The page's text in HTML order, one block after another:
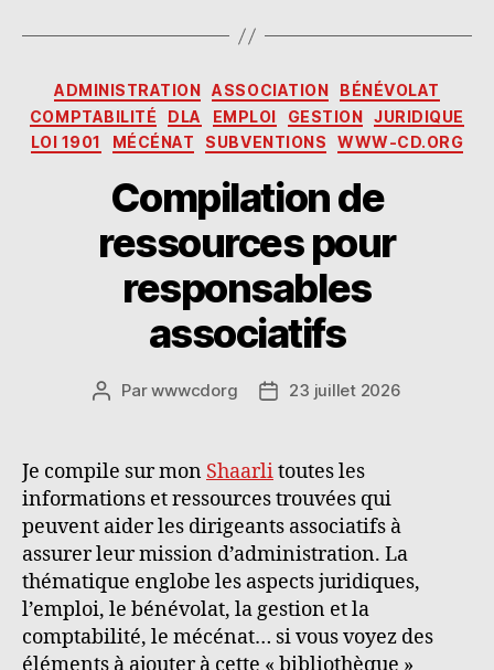
ai
l
to
d
o
n
s
p
o
ra
rt
a
g
er
Catégories
ADMINISTRATION ASSOCIATION
BÉNÉVOLAT
COMPTABILITÉ
DLA EMPLOI GESTION
JURIDIQUE
LOI 1901
MÉCÉNAT SUBVENTIONS WWW-CD.ORG
Compilation de
ressources pour
responsables
associatifs
Auteur
Parwwwcdorg
Date23 juillet 2026
Je compile sur mon Shaarlitoutes les
informations et ressources trouvées qui
peuvent aider les dirigeants associatifs à
assurer leur mission d’administration. La
thématique englobe les aspects juridiques,
l’emploi, le bénévolat, la gestion et la
comptabilité, le mécénat… si vous voyez des